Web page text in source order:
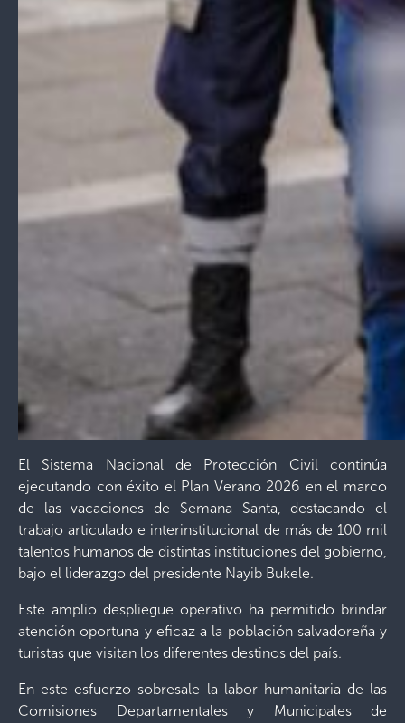
El Sistema Nacional de Protección Civil continúa
ejecutando con éxito el Plan Verano 2026 en el marco
de las vacaciones de Semana Santa, destacando el
trabajo articulado e interinstitucional de más de 100 mil
talentos humanos de distintas instituciones del gobierno,
bajo el liderazgo del presidente Nayib Bukele.
Este amplio despliegue operativo ha permitido brindar
atención oportuna y eficaz a la población salvadoreña y
turistas que visitan los diferentes destinos del país.
En este esfuerzo sobresale la labor humanitaria de las
Comisiones Departamentales y Municipales de